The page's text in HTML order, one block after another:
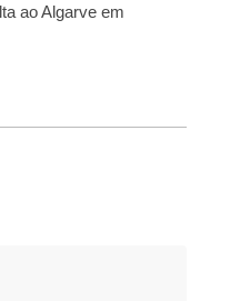
ao Algarve em